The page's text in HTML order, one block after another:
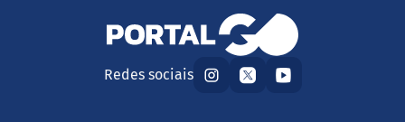
Redes sociais